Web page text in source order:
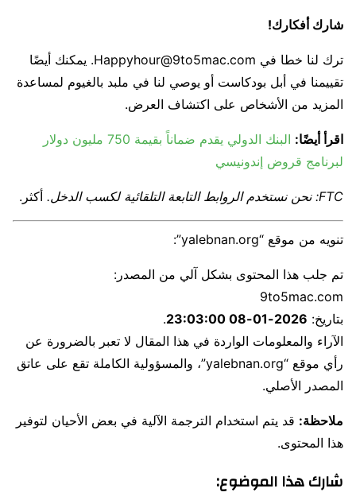
شارك أفكارك!
ترك لنا خطا في Happyhour@9to5mac.com. يمكنك أيضًا
تقييمنا في أبل بودكاست أو يوصي لنا في ملبد بالغيوم لمساعدة
المزيد من الأشخاص على اكتشاف العرض.
اقرأ أيضًا:
البنك الدولي يقدم ضماناً بقيمة 750 مليون دولار
لبرنامج قروض إندونيسي
FTC: نحن نستخدم الروابط التابعة التلقائية لكسب الدخل. أكثر.
تنويه من موقع “yalebnan.org”:
تم جلب هذا المحتوى بشكل آلي من المصدر:
9to5mac.com
بتاريخ: 2026-01-08 23:03:00
.
الآراء والمعلومات الواردة في هذا المقال لا تعبر بالضرورة عن
رأي موقع “yalebnan.org”، والمسؤولية الكاملة تقع على عاتق
المصدر الأصلي.
ملاحظة: قد يتم استخدام الترجمة الآلية في بعض الأحيان لتوفير
هذا المحتوى.
شارك هذا الموضوع: